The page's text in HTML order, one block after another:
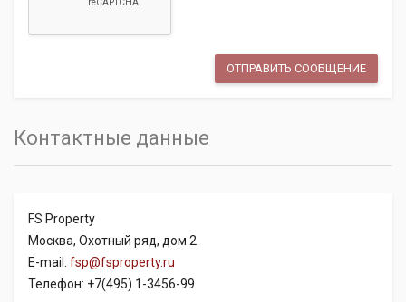
Контактные данные
FS Property
Москва, Охотный ряд, дом 2
E-mail: fsp@fsproperty.ru
Телефон: +7(495) 1-3456-99